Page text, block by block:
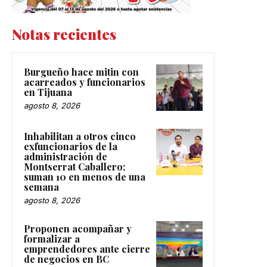
Notas recientes
Burgueño hace mitin con
acarreados y funcionarios
en Tijuana
agosto 8, 2026
Inhabilitan a otros cinco
exfuncionarios de la
administración de
Montserrat Caballero;
suman 10 en menos de una
semana
agosto 8, 2026
Proponen acompañar y
formalizar a
emprendedores ante cierre
de negocios en BC